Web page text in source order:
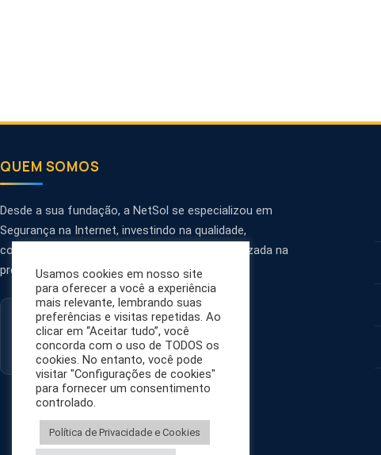
QUEM SOMOS
Desde a sua fundação, a NetSol se especializou em
Segurança na Internet, investindo na qualidade,
confiabilidade, personalização e tecnologia utilizada na
prestação de serviços.
Usamos cookies em nosso site
para oferecer a você a experiência
mais relevante, lembrando suas
preferências e visitas repetidas. Ao
clicar em “Aceitar tudo”, você
concorda com o uso de TODOS os
cookies. No entanto, você pode
visitar "Configurações de cookies"
para fornecer um consentimento
controlado.
Política de Privacidade e Cookies